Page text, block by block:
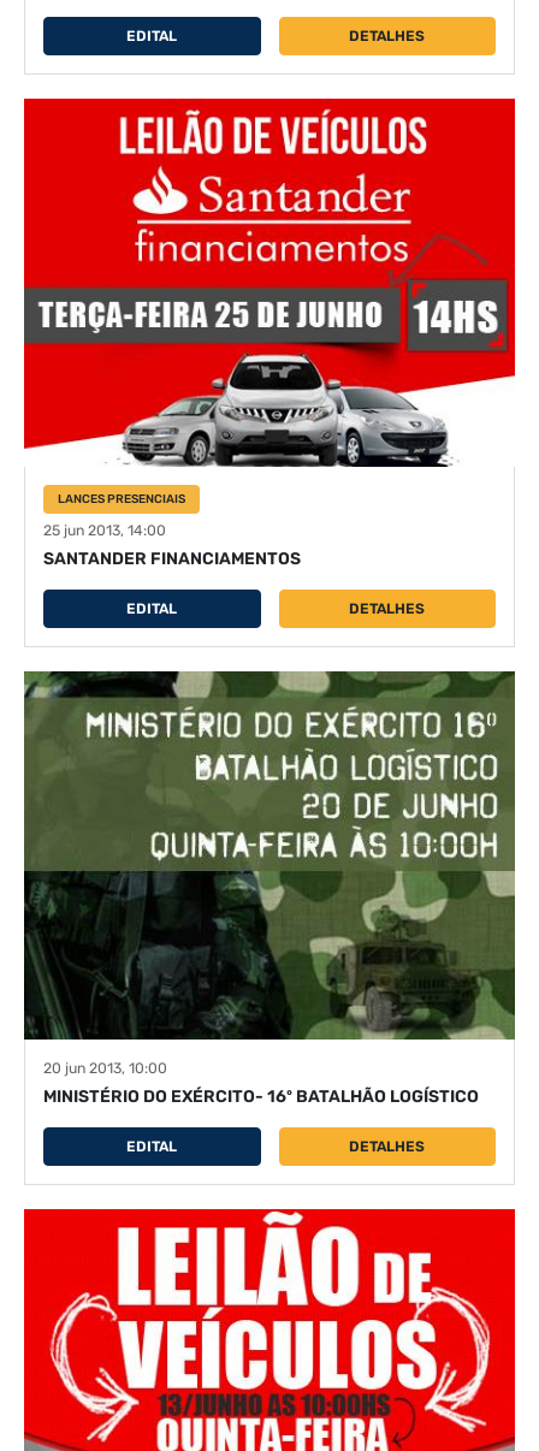
EDITAL DETALHES
LANCES PRESENCIAIS
25 jun 2013, 14:00
SANTANDER FINANCIAMENTOS
EDITAL DETALHES
20 jun 2013, 10:00
MINISTÉRIO DO EXÉRCITO- 16º BATALHÃO LOGÍSTICO
EDITAL DETALHES